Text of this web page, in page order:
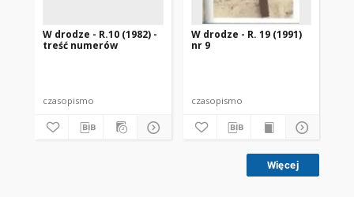
W drodze - R.10 (1982) -
treść numerów
czasopismo
W drodze - R. 19 (1991)
nr 9
czasopismo
Więcej